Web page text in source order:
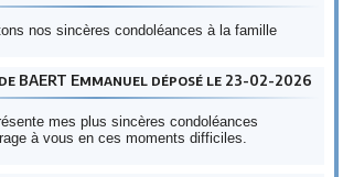
nos sincères condoléances à la famille
BAERT Emmanuel déposé le 23-02-2026
mes plus sincères condoléances
à vous en ces moments difficiles.